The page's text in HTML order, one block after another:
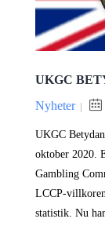
UKGC
Nyheter|
UKGC
oktober 2020.
Gambling
LCCP-
statistik. Nu